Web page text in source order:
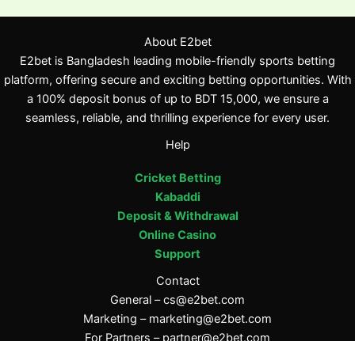
About E2bet
E2bet is Bangladesh leading mobile-friendly sports betting
platform, offering secure and exciting betting opportunities. With
a 100% deposit bonus of up to BDT 15,000, we ensure a
seamless, reliable, and thrilling experience for every user.
Help
Cricket Betting
Kabaddi
Deposit & Withdrawal
Online Casino
Support
Contact
General –cs@e2bet.com
Marketing – marketing@e2bet.com
For Partners – partner@e2bet.com